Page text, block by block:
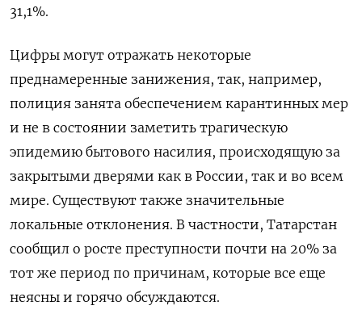
31,1%.
Цифры могут отражать некоторые
преднамеренные занижения, так, например,
полиция занята обеспечением карантинных мер
и не в состоянии заметить трагическую
эпидемию бытового насилия, происходящую за
закрытыми дверями как в России, так и во всем
мире. Существуют также значительные
локальные отклонения. В частности, Татарстан
сообщил о росте преступности почти на 20% за
тот же период по причинам, которые все еще
неясны и горячо обсуждаются.